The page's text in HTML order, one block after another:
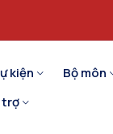
kiện Bộ môn
trợ